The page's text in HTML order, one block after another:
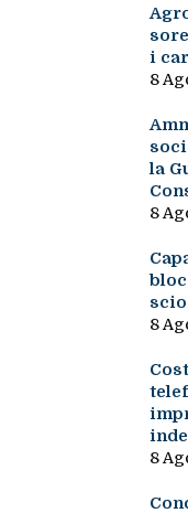
i
8
la
8
8
8